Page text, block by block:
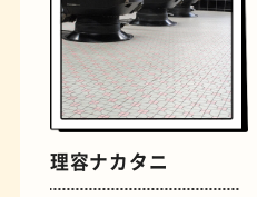
理容ナカタニ